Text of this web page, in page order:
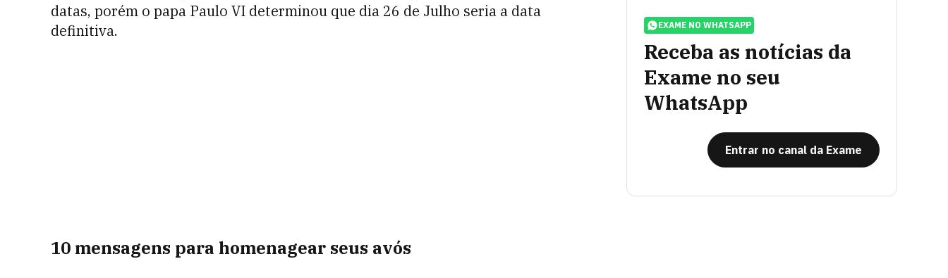
datas, porém o papa Paulo VI determinou que dia 26 de Julho seria a data
definitiva.
10 mensagens para homenagear seus avós
EXAME NO WHATSAPP
Receba as notícias da
Exame no seu
WhatsApp
Entrar no canal da Exame